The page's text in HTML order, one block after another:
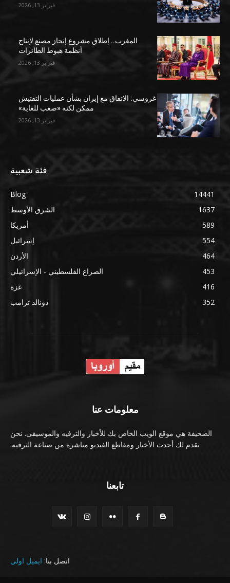
فبراير 13, 2026
المغرب.. إطلاق مشروع إنجاز مصنع لإنتاج
أنظمة هبوط الطائرات
فبراير 13, 2026
غروسي: الاتفاق مع إيران بشأن عمليات التفتيش
ممكن لكنه «صعب للغاية»
فبراير 13, 2026
فئة شعبية
Blog
14441
الشرق الأوسط
1637
أمريكا
589
إسرائيل
554
الأردن
464
الصراع الفلسطيني - الإسرائيلي
453
غزة
416
دونالد ترامب
352
معلومات عنا
الصحيفة هي موقع الويب الخاص بك للأخبار والترفيه والموسيقى. نحن
نقدم لك أحدث الأخبار ومقاطع الفيديو مباشرة من صناعة الترفيه.
تابعنا
اتصل بنا: ايميل اولي